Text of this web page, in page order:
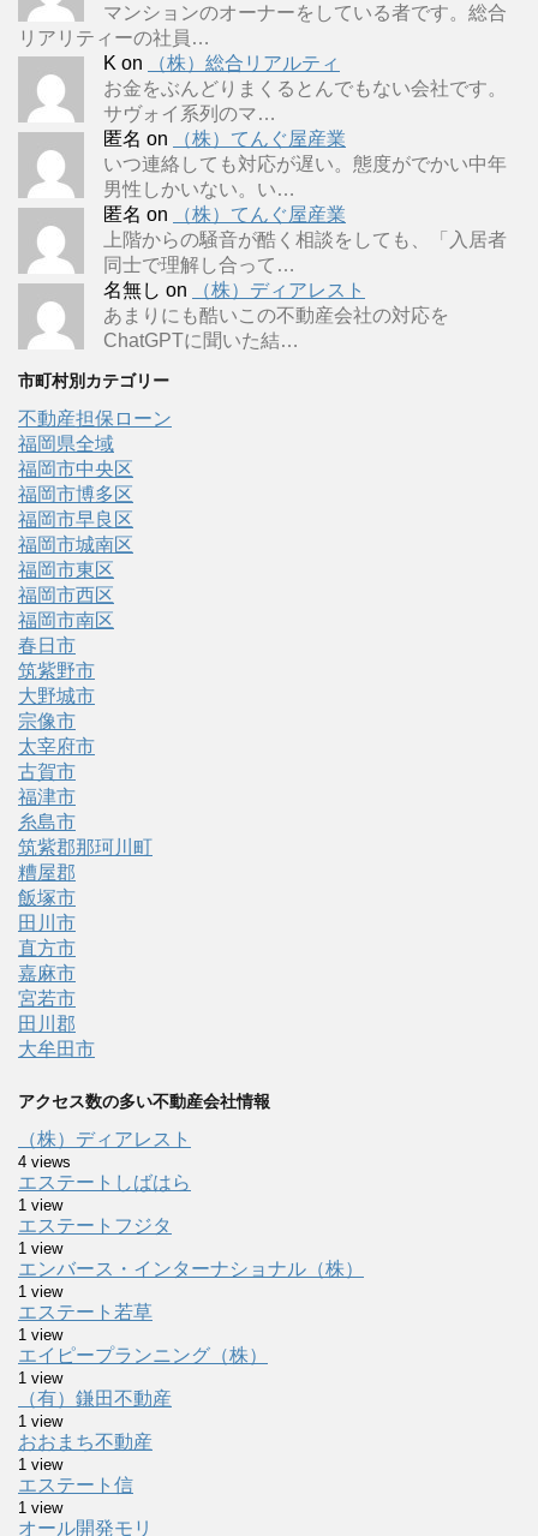
マンションのオーナーをしている者です。総合
リアリティーの社員…
K on
（株）総合リアルティ
お金をぶんどりまくるとんでもない会社です。
サヴォイ系列のマ…
匿名 on
（株）てんぐ屋産業
いつ連絡しても対応が遅い。態度がでかい中年
男性しかいない。い…
匿名 on
（株）てんぐ屋産業
上階からの騒音が酷く相談をしても、「入居者
同士で理解し合って…
名無し on
（株）ディアレスト
あまりにも酷いこの不動産会社の対応を
ChatGPTに聞いた結…
市町村別カテゴリー
不動産担保ローン
福岡県全域
福岡市中央区
福岡市博多区
福岡市早良区
福岡市城南区
福岡市東区
福岡市西区
福岡市南区
春日市
筑紫野市
大野城市
宗像市
太宰府市
古賀市
福津市
糸島市
筑紫郡那珂川町
糟屋郡
飯塚市
田川市
直方市
嘉麻市
宮若市
田川郡
大牟田市
アクセス数の多い不動産会社情報
（株）ディアレスト
4 views
エステートしばはら
1 view
エステートフジタ
1 view
エンバース・インターナショナル（株）
1 view
エステート若草
1 view
エイピープランニング（株）
1 view
（有）鎌田不動産
1 view
おおまち不動産
1 view
エステート信
1 view
オール開発モリ